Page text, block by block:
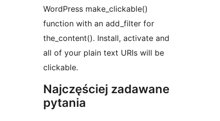
WordPress make_clickable()
function with an add_filter for
the_content(). Install, activate and
all of your plain text URIs will be
clickable.
Najczęściej zadawane
pytania